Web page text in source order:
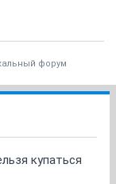
форум
купаться